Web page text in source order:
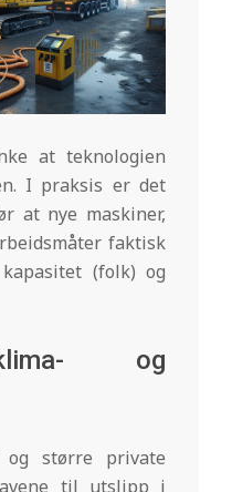
at teknologien
I praksis er det
at nye maskiner,
faktisk
(folk) og
og
og større private
til utslipp i